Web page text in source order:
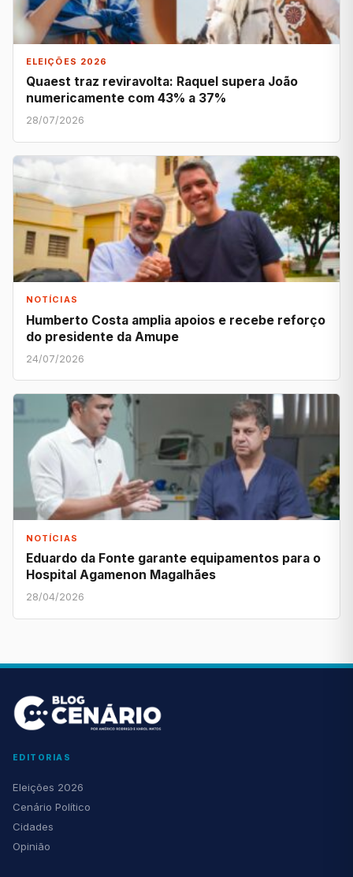
ELEIÇÕES 2026
Quaest traz reviravolta: Raquel supera João
numericamente com 43% a 37%
28/07/2026
NOTÍCIAS
Humberto Costa amplia apoios e recebe reforço
do presidente da Amupe
24/07/2026
NOTÍCIAS
Eduardo da Fonte garante equipamentos para o
Hospital Agamenon Magalhães
28/04/2026
EDITORIAS
Eleições 2026
Cenário Político
Cidades
Opinião